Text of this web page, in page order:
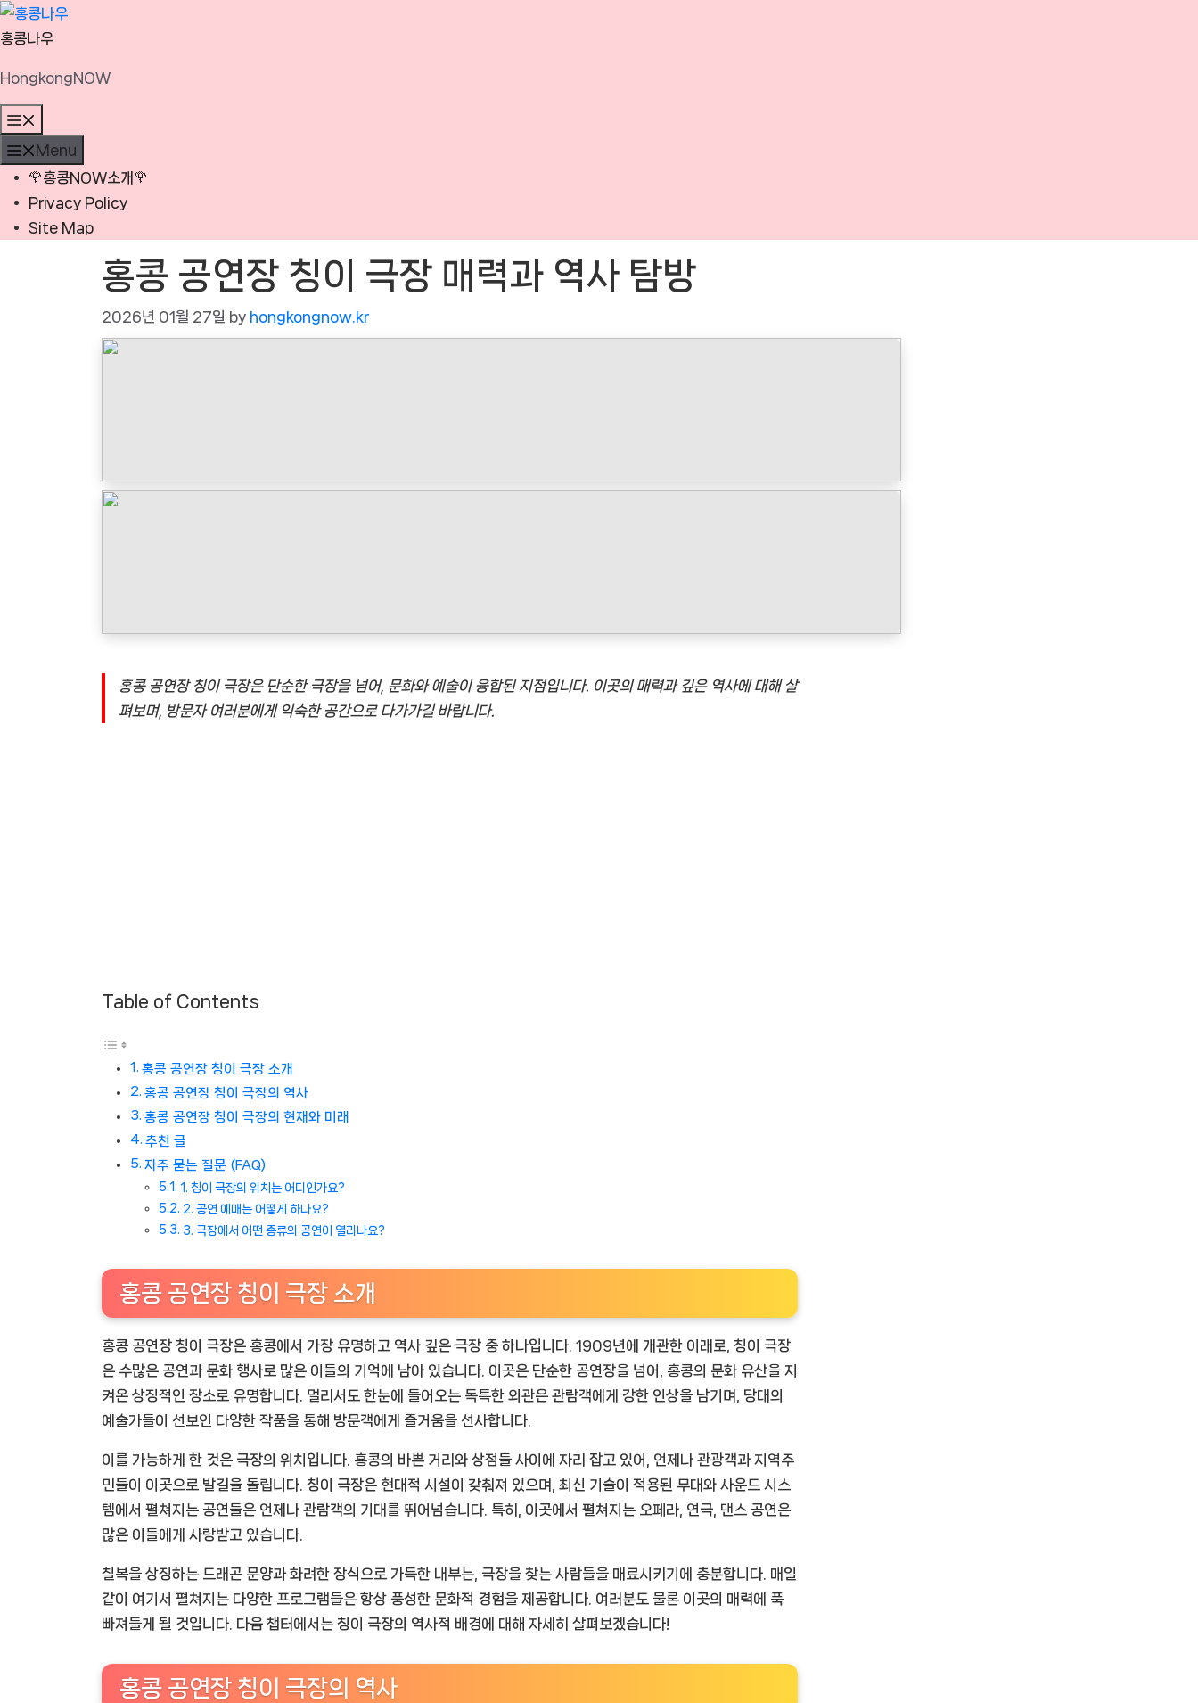
Skip
to
홍콩나우
HongkongNOW
Menu
🌹홍콩NOW소개🌹
Privacy Policy
Site Map
홍콩 공연장 칭이 극장 매력과 역사 탐방
2026년 01월 27일 by hongkongnow.kr
홍콩 공연장 칭이 극장은 단순한 극장을 넘어, 문화와 예술이 융합된 지점입니다. 이곳의 매력과 깊은 역사에 대해 살
펴보며, 방문자 여러분에게 익숙한 공간으로 다가가길 바랍니다.
Table of Contents
홍콩 공연장 칭이 극장 소개
홍콩 공연장 칭이 극장의 역사
홍콩 공연장 칭이 극장의 현재와 미래
추천 글
자주 묻는 질문 (FAQ)
1. 칭이 극장의 위치는 어디인가요?
2. 공연 예매는 어떻게 하나요?
3. 극장에서 어떤 종류의 공연이 열리나요?
홍콩 공연장 칭이 극장 소개
홍콩 공연장 칭이 극장은 홍콩에서 가장 유명하고 역사 깊은 극장 중 하나입니다. 1909년에 개관한 이래로, 칭이 극장
은 수많은 공연과 문화 행사로 많은 이들의 기억에 남아 있습니다. 이곳은 단순한 공연장을 넘어, 홍콩의 문화 유산을 지
켜온 상징적인 장소로 유명합니다. 멀리서도 한눈에 들어오는 독특한 외관은 관람객에게 강한 인상을 남기며, 당대의
예술가들이 선보인 다양한 작품을 통해 방문객에게 즐거움을 선사합니다.
이를 가능하게 한 것은 극장의 위치입니다. 홍콩의 바쁜 거리와 상점들 사이에 자리 잡고 있어, 언제나 관광객과 지역주
민들이 이곳으로 발길을 돌립니다. 칭이 극장은 현대적 시설이 갖춰져 있으며, 최신 기술이 적용된 무대와 사운드 시스
템에서 펼쳐지는 공연들은 언제나 관람객의 기대를 뛰어넘습니다. 특히, 이곳에서 펼쳐지는 오페라, 연극, 댄스 공연은
많은 이들에게 사랑받고 있습니다.
칠복을 상징하는 드래곤 문양과 화려한 장식으로 가득한 내부는, 극장을 찾는 사람들을 매료시키기에 충분합니다. 매일
같이 여기서 펼쳐지는 다양한 프로그램들은 항상 풍성한 문화적 경험을 제공합니다. 여러분도 물론 이곳의 매력에 푹
빠져들게 될 것입니다. 다음 챕터에서는 칭이 극장의 역사적 배경에 대해 자세히 살펴보겠습니다!
홍콩 공연장 칭이 극장의 역사